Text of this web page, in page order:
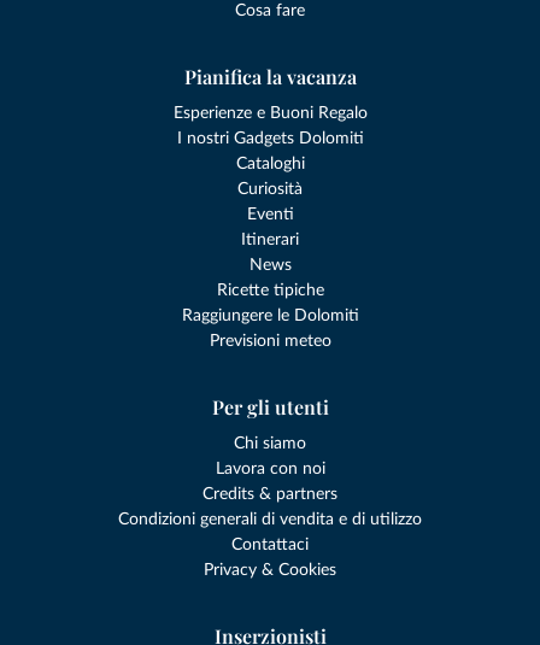
Cosa fare
Pianifica la vacanza
Esperienze e Buoni Regalo
I nostri Gadgets Dolomiti
Cataloghi
Curiosità
Eventi
Itinerari
News
Ricette tipiche
Raggiungere le Dolomiti
Previsioni meteo
Per gli utenti
Chi siamo
Lavora con noi
Credits & partners
Condizioni generali di vendita e di utilizzo
Contattaci
Privacy & Cookies
Inserzionisti